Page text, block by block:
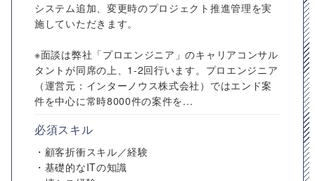
システム追加、変更時のプロジェクト推進管理を実
施していただきます。
※面談は弊社「プロエンジニア」のキャリアコンサル
タントが同席の上、1-2回行います。プロエンジニア
（運営元：インターノウス株式会社）ではエンド案
件を中心に常時8000件の案件を...
必須スキル
・顧客折衝スキル／経験
・基礎的なITの知識